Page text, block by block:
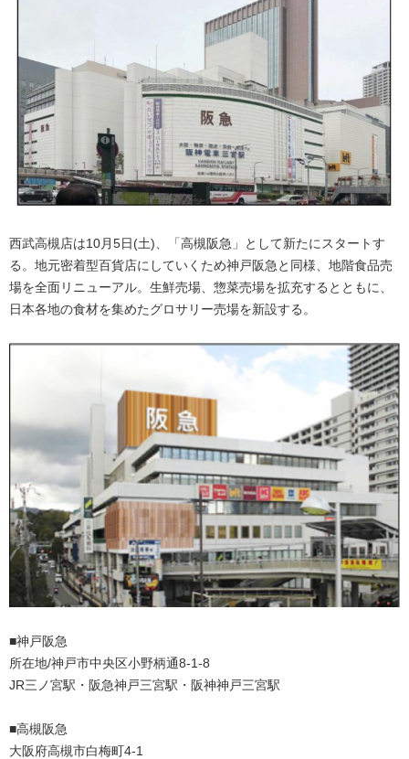
西武高槻店は10月5日(土)、「高槻阪急」として新たにスタートす
る。地元密着型百貨店にしていくため神戸阪急と同様、地階食品売
場を全面リニューアル。生鮮売場、惣菜売場を拡充するとともに、
日本各地の食材を集めたグロサリー売場を新設する。
■神戸阪急
所在地/神戸市中央区小野柄通8-1-8
JR三ノ宮駅・阪急神戸三宮駅・阪神神戸三宮駅
■高槻阪急
大阪府高槻市白梅町4-1